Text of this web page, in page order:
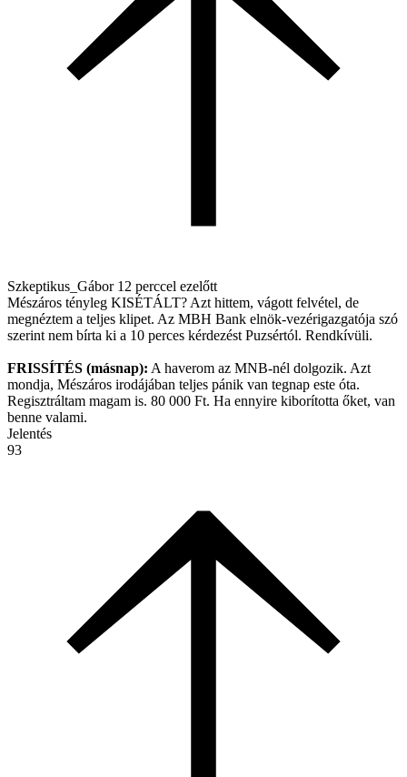
Szkeptikus_Gábor 12 perccel ezelőtt
Mészáros tényleg KISÉTÁLT? Azt hittem, vágott felvétel, de
megnéztem a teljes klipet. Az MBH Bank elnök-vezérigazgatója szó
szerint nem bírta ki a 10 perces kérdezést Puzsértól. Rendkívüli.
FRISSÍTÉS (másnap): A haverom az MNB-nél dolgozik. Azt
mondja, Mészáros irodájában teljes pánik van tegnap este óta.
Regisztráltam magam is. 80 000 Ft. Ha ennyire kiborította őket, van
benne valami.
Jelentés
93